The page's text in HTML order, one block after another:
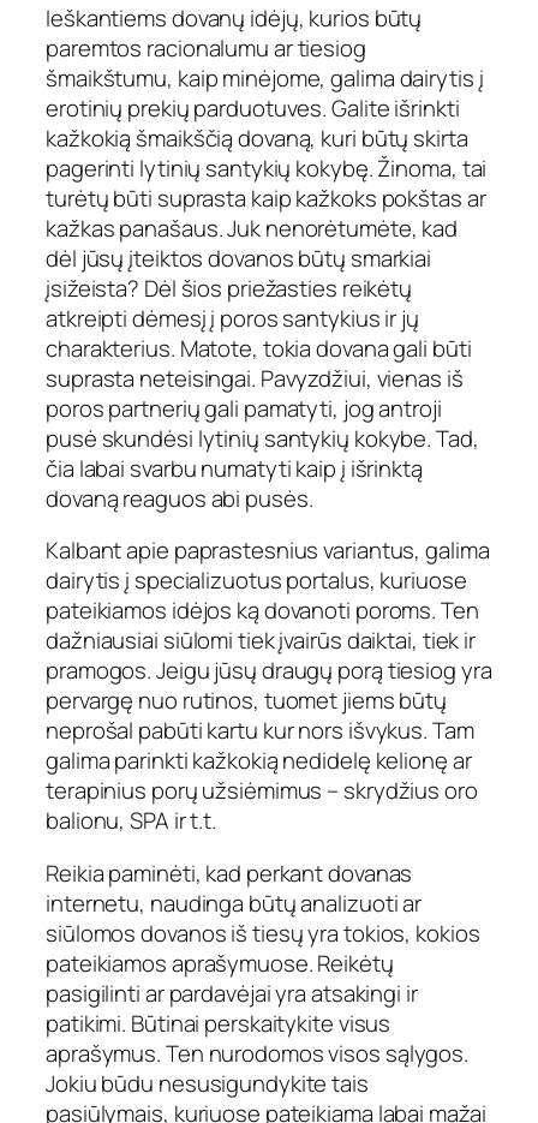
Ieškantiems dovanų idėjų, kurios būtų
paremtos racionalumu ar tiesiog
šmaikštumu, kaip minėjome, galima dairytis į
erotinių prekių parduotuves. Galite išrinkti
kažkokią šmaikščią dovaną, kuri būtų skirta
pagerinti lytinių santykių kokybę. Žinoma, tai
turėtų būti suprasta kaip kažkoks pokštas ar
kažkas panašaus. Juk nenorėtumėte, kad
dėl jūsų įteiktos dovanos būtų smarkiai
įsižeista? Dėl šios priežasties reikėtų
atkreipti dėmesį į poros santykius ir jų
charakterius. Matote, tokia dovana gali būti
suprasta neteisingai. Pavyzdžiui, vienas iš
poros partnerių gali pamatyti, jog antroji
pusė skundėsi lytinių santykių kokybe. Tad,
čia labai svarbu numatyti kaip į išrinktą
dovaną reaguos abi pusės.
Kalbant apie paprastesnius variantus, galima
dairytis į specializuotus portalus, kuriuose
pateikiamos idėjos ką dovanoti poroms. Ten
dažniausiai siūlomi tiek įvairūs daiktai, tiek ir
pramogos. Jeigu jūsų draugų porą tiesiog yra
pervargę nuo rutinos, tuomet jiems būtų
neprošal pabūti kartu kur nors išvykus. Tam
galima parinkti kažkokią nedidelę kelionę ar
terapinius porų užsiėmimus – skrydžius oro
balionu, SPA ir t.t.
Reikia paminėti, kad perkant dovanas
internetu, naudinga būtų analizuoti ar
siūlomos dovanos iš tiesų yra tokios, kokios
pateikiamos aprašymuose. Reikėtų
pasigilinti ar pardavėjai yra atsakingi ir
patikimi. Būtinai perskaitykite visus
aprašymus. Ten nurodomos visos sąlygos.
Jokiu būdu nesusigundykite tais
pasiūlymais, kuriuose pateikiama labai mažai